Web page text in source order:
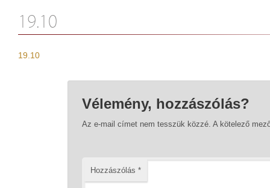
19.10
19.10
Vélemény, hozzászólás?
Az e-mail címet nem tesszük közzé. A kötelező
Hozzászólás *